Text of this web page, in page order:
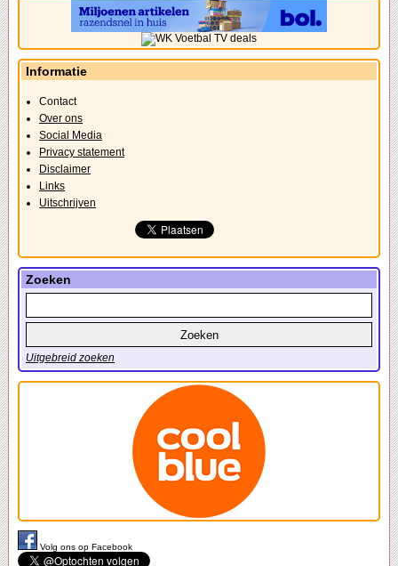
Informatie
Contact
Over ons
Social Media
Privacy statement
Disclaimer
Links
Uitschrijven
Zoeken
Uitgebreid zoeken
Volg ons op Facebook